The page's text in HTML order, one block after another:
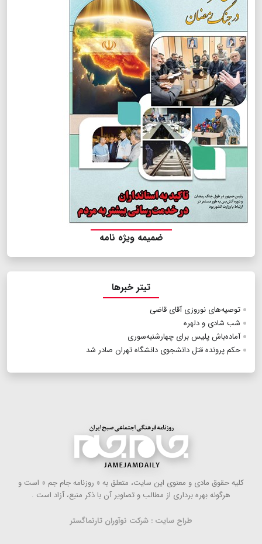
ضمیمه ویژه نامه
تیتر خبرها
توصیه‌های نوروزی آقای قاضی
شب شادی و دلهره
آماده‌باش پلیس برای چهارشنبه‌سوری
حکم پرونده قتل دانشجوی دانشگاه تهران صادر شد
كلیه حقوق مادی و معنوی این سایت، متعلق به « روزنامه جام جم » است و
هرگونه بهره ‌برداری از مطالب و تصاویر آن با ذكر منبع، آزاد است .
طراح سایت : شرکت نوآوران تارنماگستر